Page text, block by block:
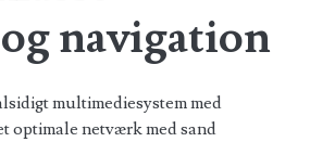
navigation
multimediesystem med
optimale netværk med sand